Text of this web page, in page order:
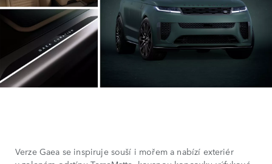
Verze Gaea se inspiruje souší i mořem a nabízí exteriér